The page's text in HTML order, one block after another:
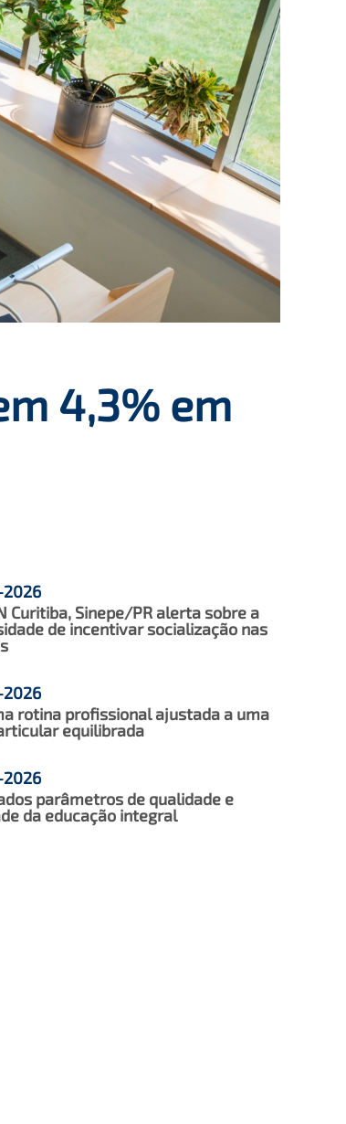
4,3% em
Curitiba, Sinepe/PR alerta sobre a
de incentivar socialização nas
rotina profissional ajustada a uma
equilibrada
parâmetros de qualidade e
da educação integral